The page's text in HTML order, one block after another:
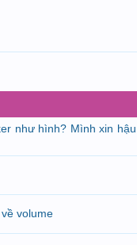
như hình? Mình xin hậu
volume